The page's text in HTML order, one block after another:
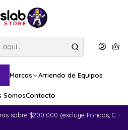
Marcas Arriendo de Equipos
SomosContacto
sobre $200.000 (excluye Fondos, C -